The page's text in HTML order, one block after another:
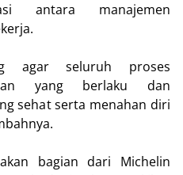
antara manajemen
agar seluruh proses
yang berlaku dan
sehat serta menahan diri
bagian dari Michelin